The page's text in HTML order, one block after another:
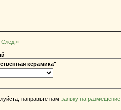
След.»
керамика"
направьте нам заявку на размещение.